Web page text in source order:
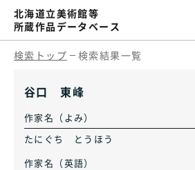
北海道立美術館等
所蔵作品データベース
検索トップ 検索結果一覧
谷口 東峰
作家名（よみ）
たにぐち とうほう
作家名（英語）